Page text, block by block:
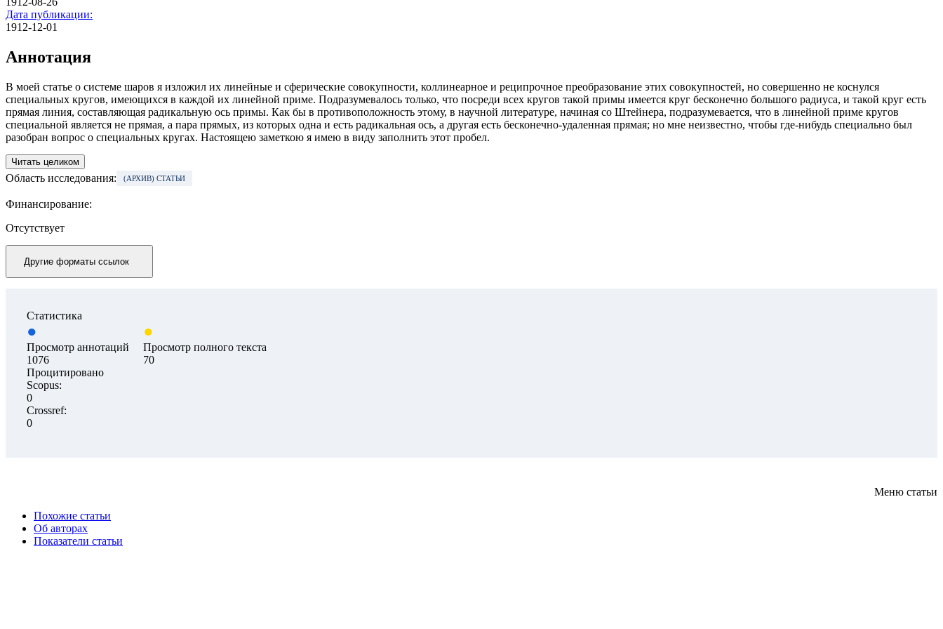
Дата публикации:
1912-12-01
Аннотация
В моей статье о системе шаров я изложил их линейные и сферические совокупности, коллинеарное и реципрочное преобразование этих совокупностей, но совершенно не коснулся
специальных кругов, имеющихся в каждой их линейной приме. Подразумевалось только, что посреди всех кругов такой примы имеется круг бесконечно большого радиуса, и такой круг есть
прямая линия, составляющая радикальную ось примы. Как бы в противоположность этому, в научной литературе, начиная со Штейнера, подразумевается, что в линейной приме кругов
специальной является не прямая, а пара прямых, из которых одна и есть радикальная ось, а другая есть бесконечно-удаленная прямая; но мне неизвестно, чтобы где-нибудь специально был
разобран вопрос о специальных кругах. Настоящею заметкою я имею в виду заполнить этот пробел.
Читать целиком
Область исследования: (АРХИВ) СТАТЬИ
Финансирование:
Отсутствует
Другие форматы ссылок
Статистика
Просмотр аннотаций
1076
Просмотр полного текста
70
Процитировано
Scopus:
0
Crossref:
0
Меню статьи
Похожие статьи
Об авторах
Показатели статьи